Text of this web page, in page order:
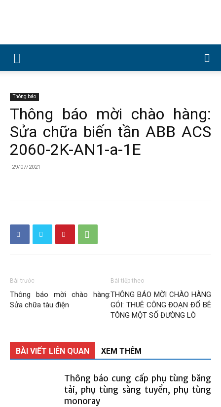
Công
Thông báo
Thông báo mời chào hàng:
Sửa chữa biến tần ABB ACS
2060-2K-AN1-a-1E
29/07/2021
Bài trước
Thông báo mời chào hàng:
Sửa chữa tàu điện
Bài tiếp theo
THÔNG BÁO MỜI CHÀO HÀNG
GÓI: THUÊ CÔNG ĐOẠN ĐỔ BÊ
TÔNG MỘT SỐ ĐƯỜNG LÒ
BÀI VIẾT LIÊN QUAN XEM THÊM
Thông báo cung cấp phụ tùng băng
tải, phụ tùng sàng tuyển, phụ tùng
monoray